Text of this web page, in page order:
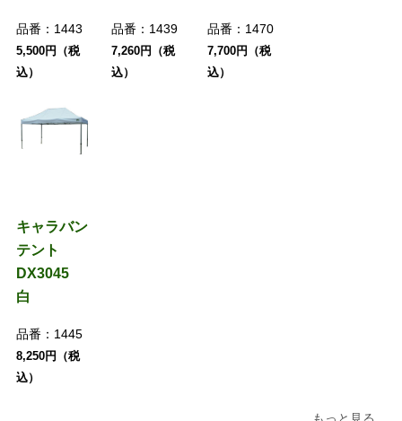
品番： 1443
5,500円（税
込）
品番： 1439
7,260円（税
込）
品番： 1470
7,700円（税
込）
キャラバン
テント
DX3045
白
品番： 1445
8,250円（税
込）